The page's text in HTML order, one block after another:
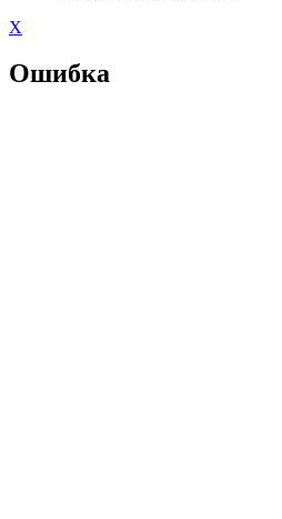
X
Ошибка